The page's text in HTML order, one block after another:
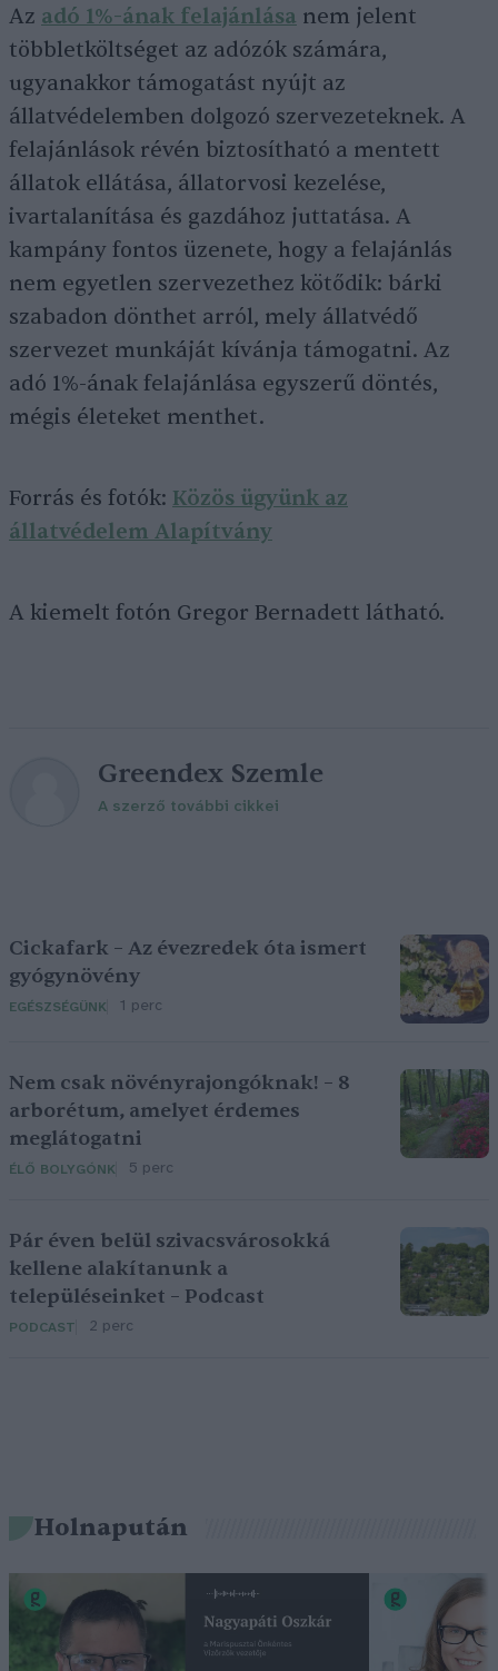
Az adó 1%-ának felajánlása nem jelent
többletköltséget az adózók számára,
ugyanakkor támogatást nyújt az
állatvédelemben dolgozó szervezeteknek. A
felajánlások révén biztosítható a mentett
állatok ellátása, állatorvosi kezelése,
ivartalanítása és gazdához juttatása. A
kampány fontos üzenete, hogy a felajánlás
nem egyetlen szervezethez kötődik: bárki
szabadon dönthet arról, mely állatvédő
szervezet munkáját kívánja támogatni. Az
adó 1%-ának felajánlása egyszerű döntés,
mégis életeket menthet.
Forrás és fotók: Közös ügyünk az
állatvédelem Alapítvány
A kiemelt fotón Gregor Bernadett látható.
Greendex Szemle
A szerző további cikkei
Cickafark – Az évezredek óta ismert
gyógynövény
EGÉSZSÉGÜNK 1 perc
Nem csak növényrajongóknak! – 8
arborétum, amelyet érdemes
meglátogatni
ÉLŐ BOLYGÓNK 5 perc
Pár éven belül szivacsvárosokká
kellene alakítanunk a
településeinket – Podcast
PODCAST 2 perc
Holnapután